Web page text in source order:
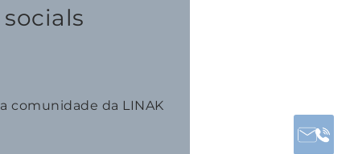
socials
comunidade da LINAK